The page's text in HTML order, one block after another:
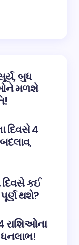
બુધ
મળશે
દિવસે 4
દિવસે કઈ
પૂર્ણ થશે?
રાશિઓના